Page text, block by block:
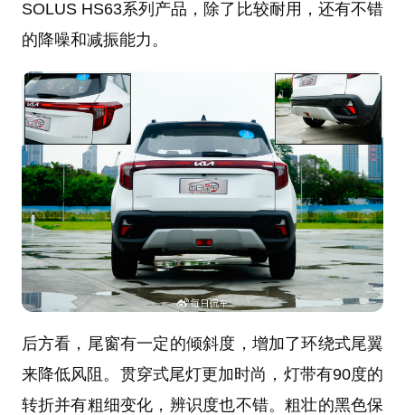
SOLUS HS63系列产品，除了比较耐用，还有不错
的降噪和减振能力。
后方看，尾窗有一定的倾斜度，增加了环绕式尾翼
来降低风阻。贯穿式尾灯更加时尚，灯带有90度的
转折并有粗细变化，辨识度也不错。粗壮的黑色保